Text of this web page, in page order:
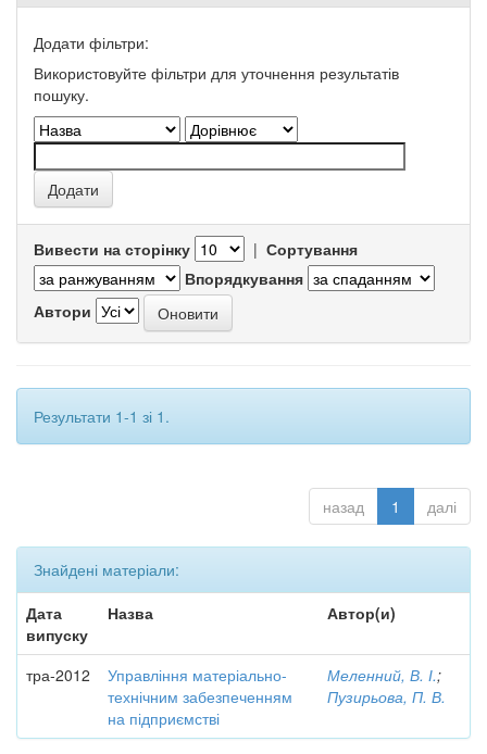
Додати фільтри:
Використовуйте фільтри для уточнення результатів
пошуку.
Вивести на сторінку | Сортування
Впорядкування
Автори
Результати 1-1 зі 1.
назад 1 далі
Знайдені матеріали:
Дата
випуску
Назва Автор(и)
тра-2012
Управління матеріально-
технічним забезпеченням
на підприємстві
Меленний, В. І.;
Пузирьова, П. В.